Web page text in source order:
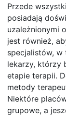
Przede
posiadają
uzależnionymi
jest również,
specjalistów,
lekarzy, którzy
etapie terapii.
metody
Niektóre
grupowe, a